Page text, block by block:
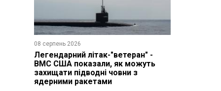
08 серпень 2026
Легендарний літак-"ветеран" -
ВМС США показали, як можуть
захищати підводні човни з
ядерними ракетами